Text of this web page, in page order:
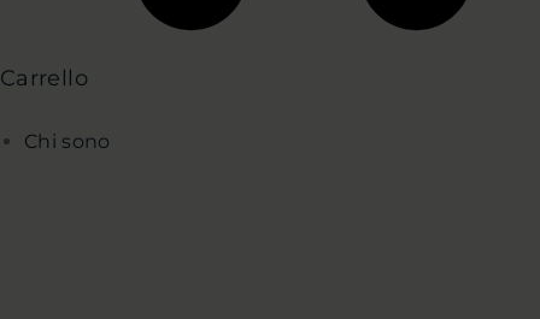
Carrello
Chi sono